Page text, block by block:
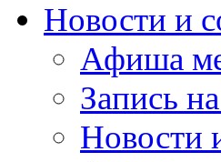
Новости и
Афиша
Запись
Новости